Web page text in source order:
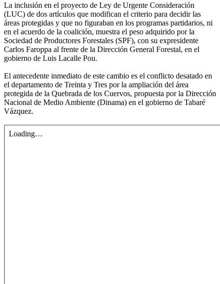
La inclusión en el proyecto de Ley de Urgente Consideración
(LUC) de dos artículos que modifican el criterio para decidir las
áreas protegidas y que no figuraban en los programas partidarios, ni
en el acuerdo de la coalición, muestra el peso adquirido por la
Sociedad de Productores Forestales (SPF), con su expresidente
Carlos Faroppa al frente de la Dirección General Forestal, en el
gobierno de Luis Lacalle Pou.
El antecedente inmediato de este cambio es el conflicto desatado en
el departamento de Treinta y Tres por la ampliación del área
protegida de la Quebrada de los Cuervos, propuesta por la Dirección
Nacional de Medio Ambiente (Dinama) en el gobierno de Tabaré
Vázquez.